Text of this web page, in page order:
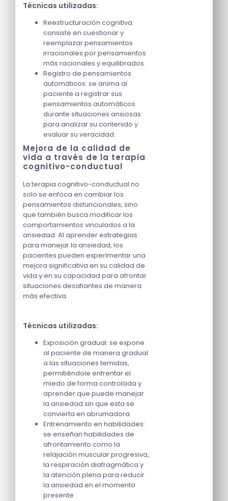
Técnicas utilizadas:
Reestructuración cognitiva:
consiste en cuestionar y
reemplazar pensamientos
irracionales por pensamientos
más racionales y equilibrados.
Registro de pensamientos
automáticos: se anima al
paciente a registrar sus
pensamientos automáticos
durante situaciones ansiosas
para analizar su contenido y
evaluar su veracidad.
Mejora de la calidad de
vida a través de la terapia
cognitivo-conductual
La terapia cognitivo-conductual no
solo se enfoca en cambiar los
pensamientos disfuncionales, sino
que también busca modificar los
comportamientos vinculados a la
ansiedad. Al aprender estrategias
para manejar la ansiedad, los
pacientes pueden experimentar una
mejora significativa en su calidad de
vida y en su capacidad para afrontar
situaciones desafiantes de manera
más efectiva.
Técnicas utilizadas:
Exposición gradual: se expone
al paciente de manera gradual
a las situaciones temidas,
permitiéndole enfrentar el
miedo de forma controlada y
aprender que puede manejar
la ansiedad sin que esta se
convierta en abrumadora.
Entrenamiento en habilidades:
se enseñan habilidades de
afrontamiento como la
relajación muscular progresiva,
la respiración diafragmática y
la atención plena para reducir
la ansiedad en el momento
presente.